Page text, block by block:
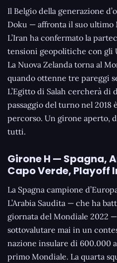
Il Belgio della generazione
Doku — affronta il suo ultimo
L’Iran ha confermato la
tensioni geopolitiche con gli
La Nuova Zelanda torna al
quando ottenne tre pareggi
L’Egitto di Salah cercherà
passaggio del turno nel
percorso. Un girone aperto,
tutti.
Girone H — Spagna,
Capo Verde,
La Spagna campione
L’Arabia Saudita — che ha
giornata del Mondiale 2022
sottovalutare mai in un
nazione insulare di 600.000
primo Mondiale. La quarta